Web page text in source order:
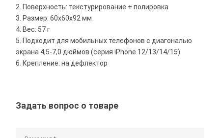
2. Поверхность: текстурирование + полировка
3. Размер: 60х60х92 мм
4. Вес: 57 г
5. Подходит для мобильных телефонов с диагональю
экрана 4,5-7,0 дюймов (серия iPhone 12/13/14/15)
6. Крепление: на дефлектор
Задать вопрос о товаре